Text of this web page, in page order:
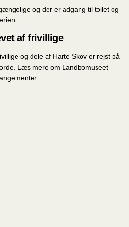
og der er adgang til toilet og
af frivillige
og dele af Harte Skov er rejst på
Læs mere om Landbomuseet